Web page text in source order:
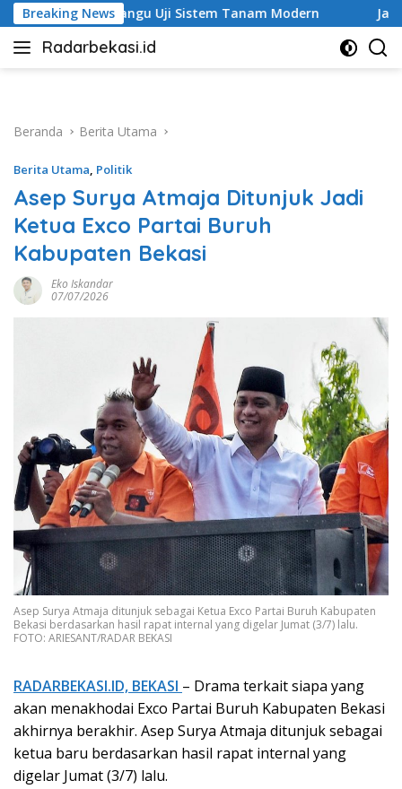
Langsung
ke
konten
Breaking News
Uji Sistem Tanam Modern Jalan Ambles di
Radarbekasi.id
Berita
Beranda
Berita Utama
Berita Utama, Politik
Asep Surya Atmaja Ditunjuk Jadi
Ketua Exco Partai Buruh
Kabupaten Bekasi
Eko Iskandar
07/07/2026
Asep Surya Atmaja ditunjuk sebagai Ketua Exco Partai Buruh Kabupaten
Bekasi berdasarkan hasil rapat internal yang digelar Jumat (3/7) lalu.
FOTO: ARIESANT/RADAR BEKASI
RADARBEKASI.ID, BEKASI – Drama terkait siapa yang
akan menakhodai Exco Partai Buruh Kabupaten Bekasi
akhirnya berakhir. Asep Surya Atmaja ditunjuk sebagai
ketua baru berdasarkan hasil rapat internal yang
digelar Jumat (3/7) lalu.